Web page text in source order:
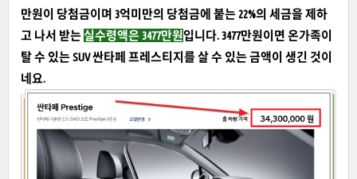
만원이 당첨금이며 3억미만의 당첨금에 붙는 22%의 세금을 제하
고 나서 받는실수령액은 3477만원입니다. 3477만원이면 온가족이
탈 수 있는 SUV 싼타페 프레스티지를 살 수 있는 금액이 생긴 것이
네요.